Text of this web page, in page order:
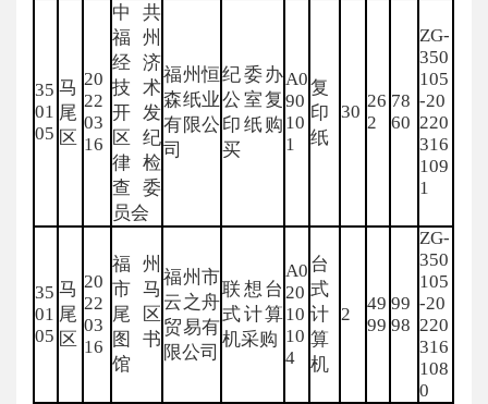
35
01
05
马
尾
区
20
22
03
16
中共
福州
经济
技术
开发
区纪
律检
查委
员会
福州恒
森纸业
有限公
司
纪委办
公室复
印纸购
买
A0
90
10
1
复
印
纸
30
26
2
78
60
ZG-
350
105
-20
220
316
109
1
35
01
05
马
尾
区
20
22
03
16
福州
市马
尾区
图书
馆
福州市
云之舟
贸易有
限公司
联想台
式计算
机采购
A0
20
10
10
4
台
式
计
算
机
2
49
99
99
98
ZG-
350
105
-20
220
316
108
0